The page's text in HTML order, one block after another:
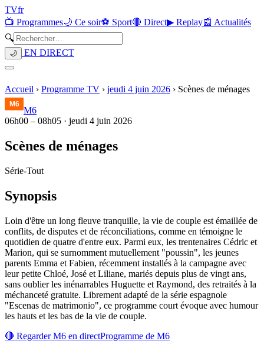
TVfr
📺 Programmes🌙 Ce soir⚽ Sport🔴 Direct▶ Replay📰 Actualités
🔍
🌙 EN DIRECT
Accueil › Programme TV › jeudi 4 juin 2026 › Scènes de ménages
M6
06h00 – 08h05 · jeudi 4 juin 2026
Scènes de ménages
Série-Tout
Synopsis
Loin d'être un long fleuve tranquille, la vie de couple est émaillée de
conflits, de disputes et de réconciliations, comme en témoigne le
quotidien de quatre d'entre eux. Parmi eux, les trentenaires Cédric et
Marion, qui se surnomment mutuellement "poussin", les jeunes
parents Emma et Fabien, récemment installés à la campagne avec
leur petite Chloé, José et Liliane, mariés depuis plus de vingt ans,
sans oublier les inénarrables Huguette et Raymond, des retraités à la
méchanceté gratuite. Librement adapté de la série espagnole
"Escenas de matrimonio", ce programme court évoque avec humour
les hauts et les bas de la vie de couple.
🔴 RegarderM6 en directProgramme de M6